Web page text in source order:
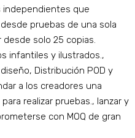
independientes que
pruebas de una sola
solo 25 copias.
infantiles y ilustrados.,
Distribución POD y
a los creadores una
realizar pruebas., lanzar y
con MOQ de gran